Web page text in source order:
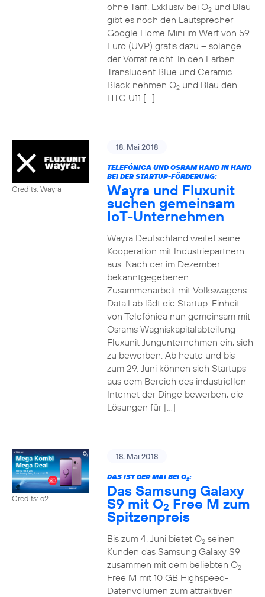
ohne Tarif. Exklusiv bei O2und Blau
gibt es noch den Lautsprecher
Google Home Mini im Wert von 59
Euro (UVP) gratis dazu – solange
der Vorrat reicht. In den Farben
Translucent Blue und Ceramic
Black nehmen O2und Blau den
HTC U11 […]
Credits: Wayra
18. Mai 2018
TELEFÓNICA UND OSRAM HAND IN HAND
BEI DER STARTUP-FÖRDERUNG:
Wayra und Fluxunit
suchen gemeinsam
IoT-Unternehmen
Wayra Deutschland weitet seine
Kooperation mit Industriepartnern
aus. Nach der im Dezember
bekanntgegebenen
Zusammenarbeit mit Volkswagens
Data:Lab lädt die Startup-Einheit
von Telefónica nun gemeinsam mit
Osrams Wagniskapitalabteilung
Fluxunit Jungunternehmen ein, sich
zu bewerben. Ab heute und bis
zum 29. Juni können sich Startups
aus dem Bereich des industriellen
Internet der Dinge bewerben, die
Lösungen für […]
Credits: o2
18. Mai 2018
DAS IST DER MAI BEI O2:
Das Samsung Galaxy
S9 mit O2 Free M zum
Spitzenpreis
Bis zum 4. Juni bietet O2seinen
Kunden das Samsung Galaxy S9
zusammen mit dem beliebten O2
Free M mit 10 GB Highspeed-
Datenvolumen zum attraktiven